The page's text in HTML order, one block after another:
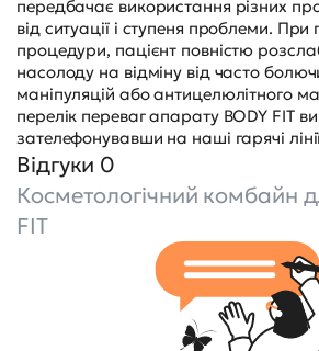
передбачає використання різних
від ситуації і ступеня проблеми. При
процедури, пацієнт повністю
насолоду на відміну від часто
маніпуляцій або антицелюлітного
перелік переваг апарату BODY FIT
зателефонувавши на наші гарячі
Відгуки 0
Косметологічний комбайн
FIT